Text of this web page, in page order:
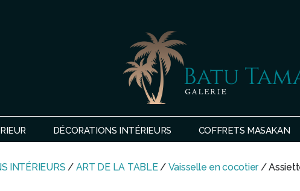
et intérieurs
BATU
TAMAN
DÉCORATIONS INTÉRIEURS COFFRETS MASAKAN
INTÉRIEURS / ART DE LA TABLE/ Vaisselle en cocotier/